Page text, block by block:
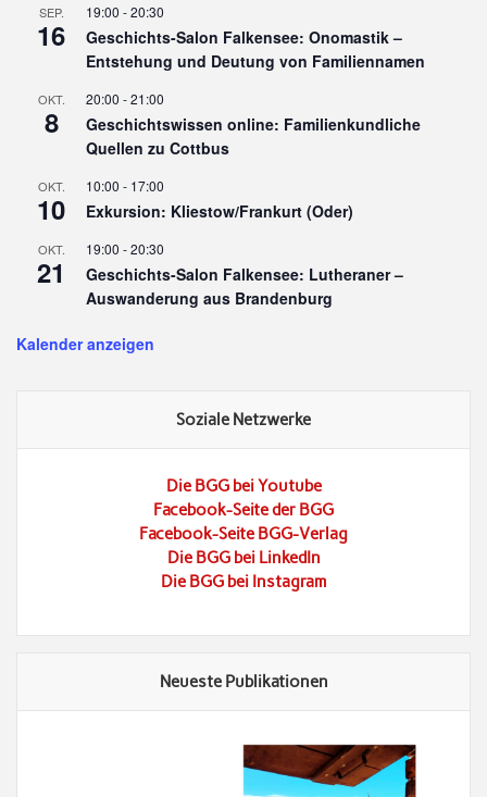
SEP.
16
19:00 -20:30
Geschichts-Salon Falkensee: Onomastik –
Entstehung und Deutung von Familiennamen
OKT.
8
20:00 -21:00
Geschichtswissen online: Familienkundliche
Quellen zu Cottbus
OKT.
10
10:00 - 17:00
Exkursion: Kliestow/Frankurt (Oder)
OKT.
21
19:00 -20:30
Geschichts-Salon Falkensee: Lutheraner –
Auswanderung aus Brandenburg
Kalender anzeigen
Soziale Netzwerke
Die BGG bei Youtube
Facebook-Seite der BGG
Facebook-Seite BGG-Verlag
Die BGG bei LinkedIn
Die BGG bei Instagram
Neueste Publikationen